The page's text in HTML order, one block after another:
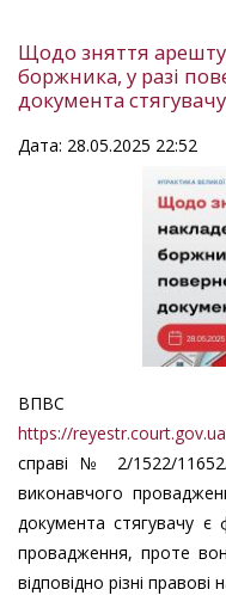
Щодо зняття
боржника, у разі
документа стягувачу
Дата: 28.05.2025 22:52
ВПВС в
https://
справі № 2/1522/
виконавчого
документа стягувачу
провадження, проте
відповідно різні правові